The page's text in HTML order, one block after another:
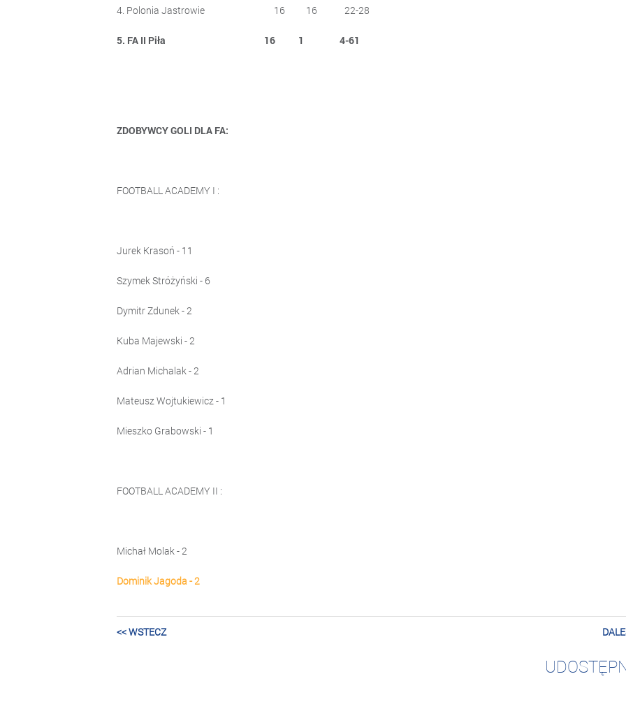
4. Polonia Jastrowie 16 16 22-28
5. FA II Piła 16 1 4-61
ZDOBYWCY GOLI DLA FA:
FOOTBALL ACADEMY I :
Jurek Krasoń - 11
Szymek Stróżyński - 6
Dymitr Zdunek - 2
Kuba Majewski - 2
Adrian Michalak - 2
Mateusz Wojtukiewicz - 1
Mieszko Grabowski - 1
FOOTBALL ACADEMY II :
Michał Molak - 2
Dominik Jagoda - 2
<< WSTECZ